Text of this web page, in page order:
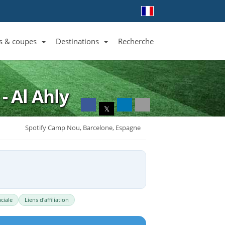
Liste des clubs et équipes
& coupes
Liste des ligues et coupes
Destinations
Toutes les destinations
Recherche
Al Ahly
𝕏
Spotify Camp Nou, Barcelone, Espagne
Liens d'affiliation